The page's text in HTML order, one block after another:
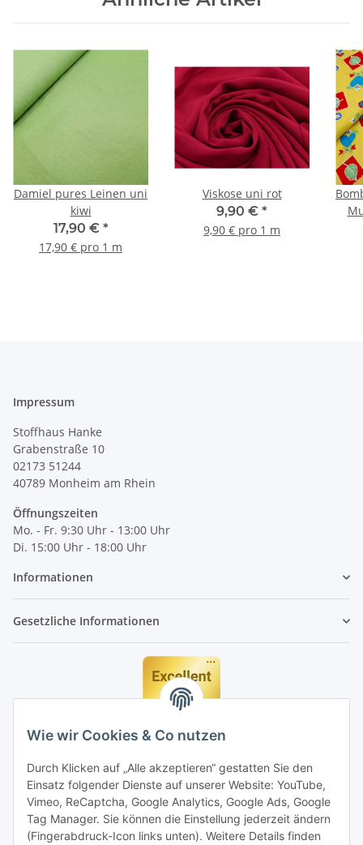
Wie wir Cookies & Co nutzen
Durch Klicken auf „Alle akzeptieren“ gestatten Sie den
Einsatz folgender Dienste auf unserer Website: YouTube,
Vimeo, ReCaptcha, Google Analytics, Google Ads, Google
Tag Manager. Sie können die Einstellung jederzeit ändern
(Fingerabdruck-Icon links unten). Weitere Details finden
Damiel pures Leinen uni
kiwi
17,90 € *
17,90 € pro 1 m
Viskose uni rot
9,90 € *
9,90 € pro 1 m
Impressum
Stoffhaus Hanke
Grabenstraße 10
02173 51244
40789 Monheim am Rhein
Öffnungszeiten
Mo. - Fr. 9:30 Uhr - 13:00 Uhr
Di. 15:00 Uhr - 18:00 Uhr
Informationen
Gesetzliche Informationen